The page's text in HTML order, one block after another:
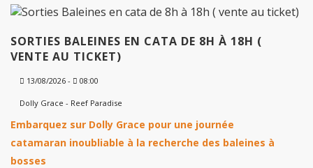
SORTIES BALEINES EN CATA DE 8H À 18H (
VENTE AU TICKET)
13/08/2026 - 08:00
Dolly Grace - Reef Paradise
Embarquez sur Dolly Grace pour une journée
catamaran inoubliable à la recherche des baleines à
bosses